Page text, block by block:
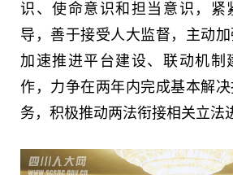
识、使命意识和担当意识，紧
导，善于接受人大监督，主动加
加速推进平台建设、联动机制
作，力争在两年内完成基本解
务，积极推动两法衔接相关立法